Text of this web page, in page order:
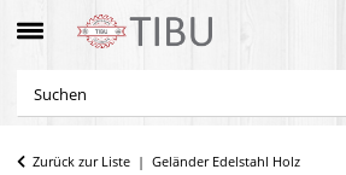
Zurück zur Liste Geländer Edelstahl Holz